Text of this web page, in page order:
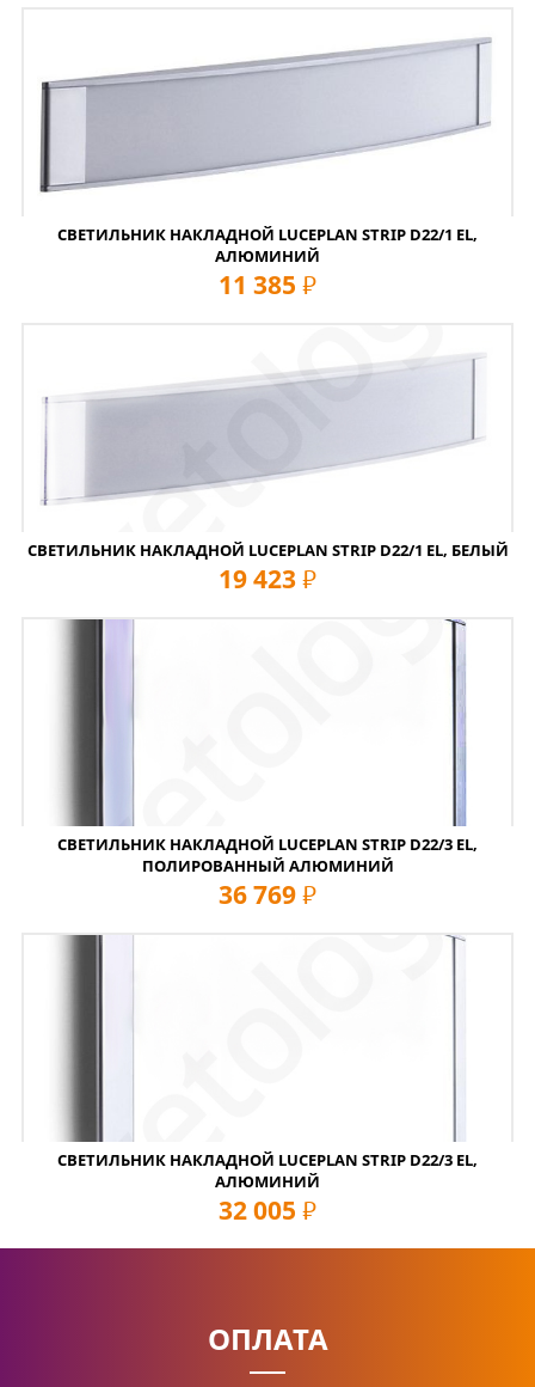
СВЕТИЛЬНИК НАКЛАДНОЙ LUCEPLAN STRIP D22/1 EL,
АЛЮМИНИЙ
11 385 руб
СВЕТИЛЬНИК НАКЛАДНОЙ LUCEPLAN STRIP D22/1 EL, БЕЛЫЙ
19 423 руб
СВЕТИЛЬНИК НАКЛАДНОЙ LUCEPLAN STRIP D22/3 EL,
ПОЛИРОВАННЫЙ АЛЮМИНИЙ
36 769 руб
СВЕТИЛЬНИК НАКЛАДНОЙ LUCEPLAN STRIP D22/3 EL,
АЛЮМИНИЙ
32 005 руб
ОПЛАТА